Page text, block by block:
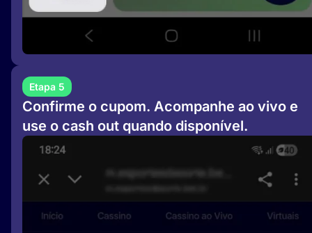
Etapa 5
Confirme o cupom. Acompanhe ao vivo e
use o cash out quando disponível.